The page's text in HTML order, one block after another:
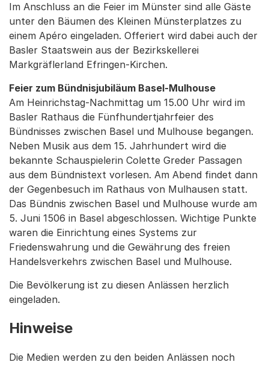
Im Anschluss an die Feier im Münster sind alle Gäste
unter den Bäumen des Kleinen Münsterplatzes zu
einem Apéro eingeladen. Offeriert wird dabei auch der
Basler Staatswein aus der Bezirkskellerei
Markgräflerland Efringen-Kirchen.
Feier zum Bündnisjubiläum Basel-Mulhouse
Am Heinrichstag-Nachmittag um 15.00 Uhr wird im
Basler Rathaus die Fünfhundertjahrfeier des
Bündnisses zwischen Basel und Mulhouse begangen.
Neben Musik aus dem 15. Jahrhundert wird die
bekannte Schauspielerin Colette Greder Passagen
aus dem Bündnistext vorlesen. Am Abend findet dann
der Gegenbesuch im Rathaus von Mulhausen statt.
Das Bündnis zwischen Basel und Mulhouse wurde am
5. Juni 1506 in Basel abgeschlossen. Wichtige Punkte
waren die Einrichtung eines Systems zur
Friedenswahrung und die Gewährung des freien
Handelsverkehrs zwischen Basel und Mulhouse.
Die Bevölkerung ist zu diesen Anlässen herzlich
eingeladen.
Hinweise
Die Medien werden zu den beiden Anlässen noch